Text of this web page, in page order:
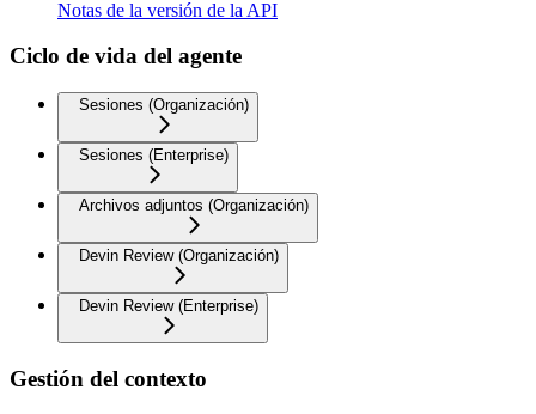
Notas de la versión de la API
Ciclo de vida del agente
Sesiones (Organización)
Sesiones (Enterprise)
Archivos adjuntos (Organización)
Devin Review (Organización)
Devin Review (Enterprise)
Gestión del contexto